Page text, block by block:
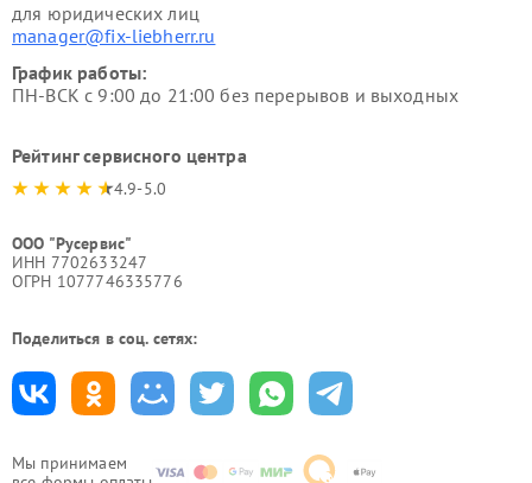
Мы принимаем
для юридических лиц
manager@fix-liebherr.ru
График работы:
ПН-ВСК с 9:00 до 21:00 без перерывов и выходных
Рейтинг сервисного центра
4.9-5.0
ООО "Русервис"
ИНН 7702633247
ОГРН 1077746335776
Поделиться в соц. сетях: